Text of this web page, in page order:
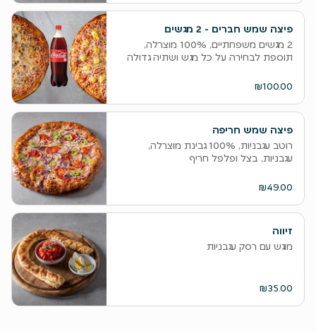
פיצה שמש חברים - 2 מגשים
‫2 מגשים משפחתיים, 100% מוצרלה,
תוספת לבחירה על כל מגש ושתיה גדולה
₪100.00
פיצה שמש חריפה
רוטב עגבניות, 100% גבינת מוצרלה,
עגבניות, בצל ופלפל חריף
₪49.00
זיווה
מוגש עם רסק עגבניות
₪35.00